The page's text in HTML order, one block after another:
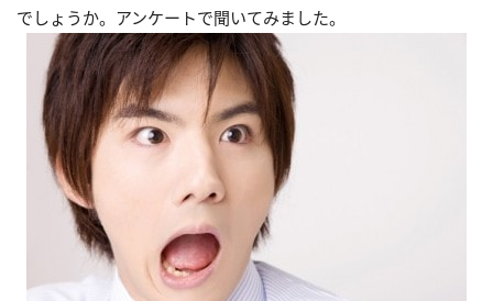
でしょうか。アンケートで聞いてみました。